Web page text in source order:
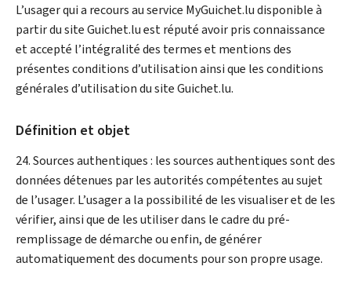
L’usager qui a recours au service MyGuichet.lu disponible à
partir du site Guichet.lu est réputé avoir pris connaissance
et accepté l’intégralité des termes et mentions des
présentes conditions d’utilisation ainsi que les conditions
générales d’utilisation du site Guichet.lu.
Définition et objet
24. Sources authentiques : les sources authentiques sont des
données détenues par les autorités compétentes au sujet
de l’usager. L’usager a la possibilité de les visualiser et de les
vérifier, ainsi que de les utiliser dans le cadre du pré-
remplissage de démarche ou enfin, de générer
automatiquement des documents pour son propre usage.